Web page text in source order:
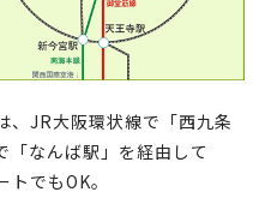
、JR大阪環状線で「西九条
「なんば駅」を経由して
トでもOK。